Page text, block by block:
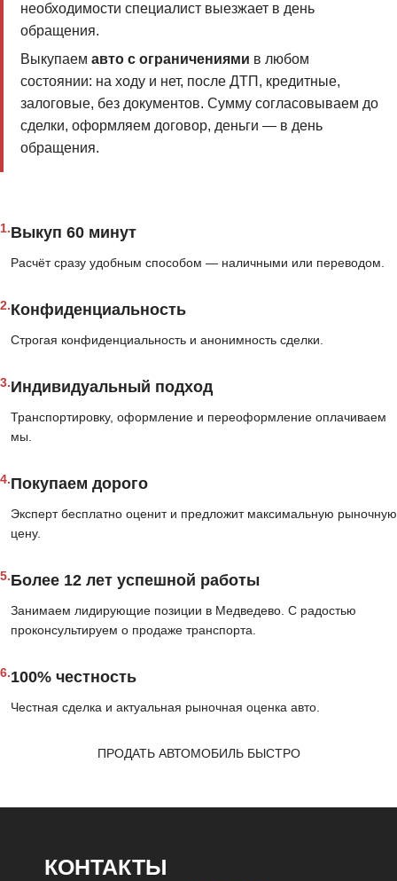
необходимости специалист выезжает в день
обращения.
Выкупаем авто с ограничениями в любом
состоянии: на ходу и нет, после ДТП, кредитные,
залоговые, без документов. Сумму согласовываем до
сделки, оформляем договор, деньги — в день
обращения.
1.Выкуп 60 минут
Расчёт сразу удобным способом — наличными или переводом.
2.Конфиденциальность
Строгая конфиденциальность и анонимность сделки.
3.Индивидуальный подход
Транспортировку, оформление и переоформление оплачиваем
мы.
4.Покупаем дорого
Эксперт бесплатно оценит и предложит максимальную рыночную
цену.
5.Более 12 лет успешной работы
Занимаем лидирующие позиции в Медведево. С радостью
проконсультируем о продаже транспорта.
6.100% честность
Честная сделка и актуальная рыночная оценка авто.
ПРОДАТЬ АВТОМОБИЛЬ БЫСТРО
КОНТАКТЫ